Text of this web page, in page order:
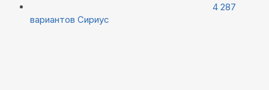
4 287
вариантов Сириус